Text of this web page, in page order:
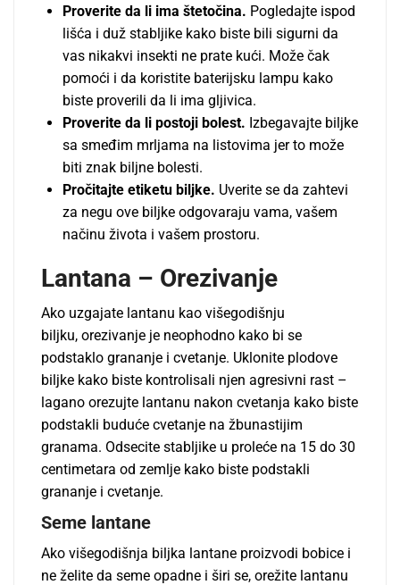
Proverite da li ima štetočina. Pogledajte ispod
lišća i duž stabljike kako biste bili sigurni da
vas nikakvi insekti ne prate kući. Može čak
pomoći i da koristite baterijsku lampu kako
biste proverili da li ima gljivica.
Proverite da li postoji bolest. Izbegavajte biljke
sa smeđim mrljama na listovima jer to može
biti znak biljne bolesti.
Pročitajte etiketu biljke. Uverite se da zahtevi
za negu ove biljke odgovaraju vama, vašem
načinu života i vašem prostoru.
Lantana – Orezivanje
Ako uzgajate lantanu kao višegodišnju
biljku, orezivanje je neophodno kako bi se
podstaklo grananje i cvetanje. Uklonite plodove
biljke kako biste kontrolisali njen agresivni rast –
lagano orezujte lantanu nakon cvetanja kako biste
podstakli buduće cvetanje na žbunastijim
granama. Odsecite stabljike u proleće na 15 do 30
centimetara od zemlje kako biste podstakli
grananje i cvetanje.
Seme lantane
Ako višegodišnja biljka lantane proizvodi bobice i
ne želite da seme opadne i širi se, orežite lantanu